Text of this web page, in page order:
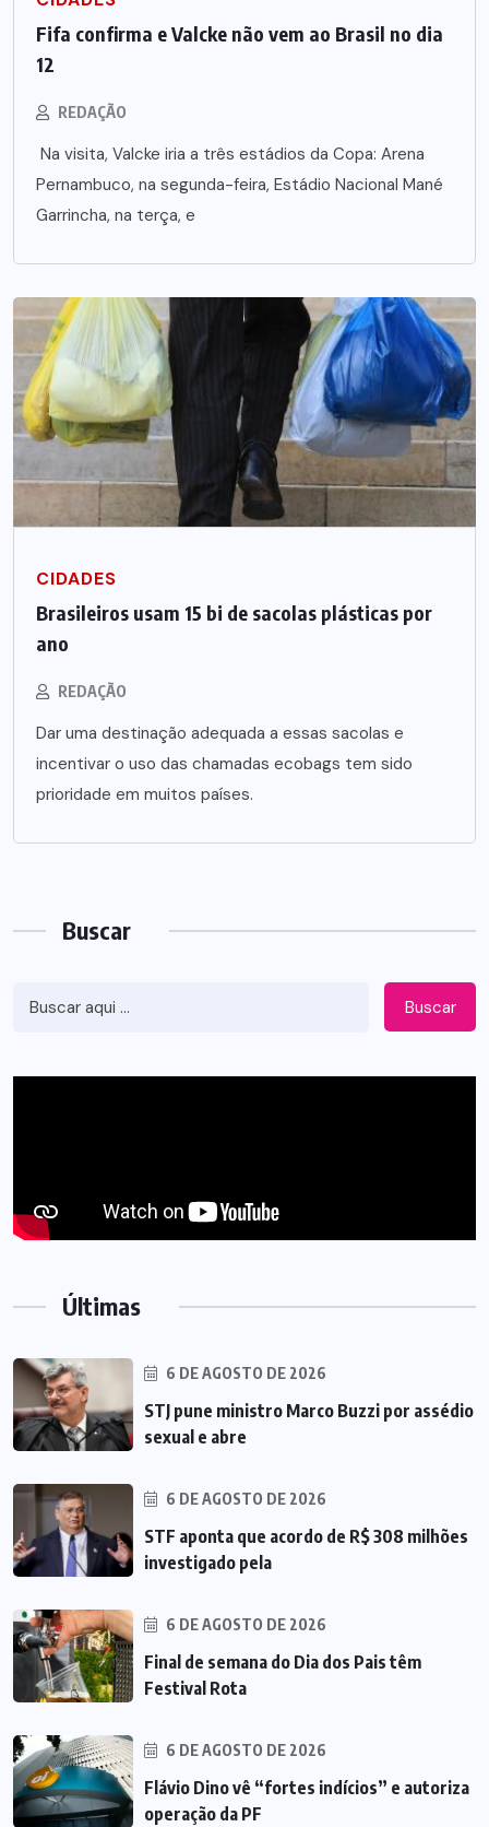
Fifa confirma e Valcke não vem ao Brasil no dia
12
REDAÇÃO
Na visita, Valcke iria a três estádios da Copa: Arena
Pernambuco, na segunda-feira, Estádio Nacional Mané
Garrincha, na terça, e
CIDADES
Brasileiros usam 15 bi de sacolas plásticas por
ano
REDAÇÃO
Dar uma destinação adequada a essas sacolas e
incentivar o uso das chamadas ecobags tem sido
prioridade em muitos países.
Buscar
Buscar
Últimas
6 DE AGOSTO DE 2026
STJ pune ministro Marco Buzzi por assédio
sexual e abre
6 DE AGOSTO DE 2026
STF aponta que acordo de R$ 308 milhões
investigado pela
6 DE AGOSTO DE 2026
Final de semana do Dia dos Pais têm
Festival Rota
6 DE AGOSTO DE 2026
Flávio Dino vê “fortes indícios” e autoriza
operação da PF